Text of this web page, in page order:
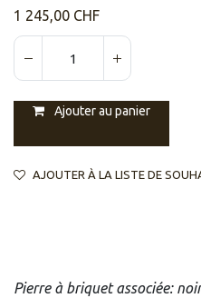
1 245,00 CHF
Ajouter au panier
AJOUTER À LA LISTE DE
Pierre à briquet associée: